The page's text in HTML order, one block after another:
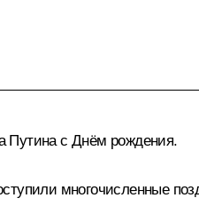
Путина с Днём рождения.
многочисленные